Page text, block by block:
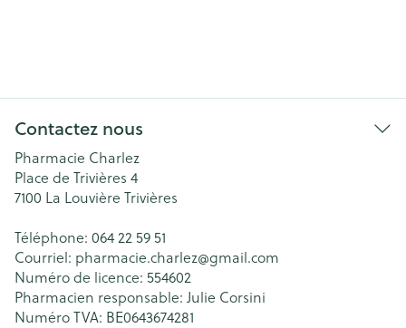
Contactez nous
Pharmacie Charlez
Place de Trivières 4
7100 La Louvière Trivières
Téléphone: 064 22 59 51
Courriel: pharmacie.charlez@gmail.com
Numéro de licence: 554602
Pharmacien responsable: Julie Corsini
Numéro TVA: BE0643674281